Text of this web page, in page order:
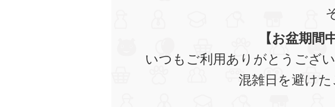
【お盆期間
いつもご利用ありがとうござ
混雑日を避け